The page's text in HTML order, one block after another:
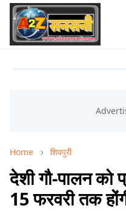
Home शिवपुरी
देशी गौ-पालन को
15 फरवरी तक